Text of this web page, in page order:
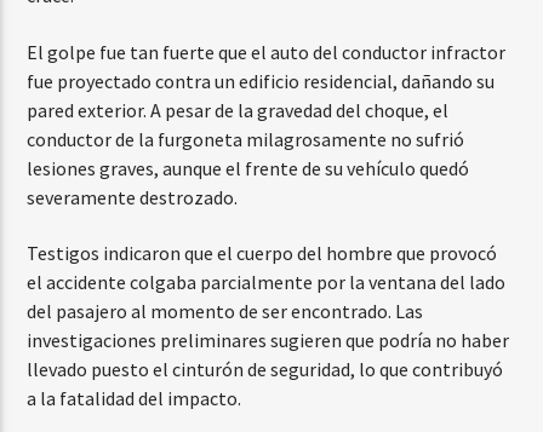
El golpe fue tan fuerte que el auto del conductor infractor
fue proyectado contra un edificio residencial, dañando su
pared exterior. A pesar de la gravedad del choque, el
conductor de la furgoneta milagrosamente no sufrió
lesiones graves, aunque el frente de su vehículo quedó
severamente destrozado.
Testigos indicaron que el cuerpo del hombre que provocó
el accidente colgaba parcialmente por la ventana del lado
del pasajero al momento de ser encontrado. Las
investigaciones preliminares sugieren que podría no haber
llevado puesto el cinturón de seguridad, lo que contribuyó
a la fatalidad del impacto.